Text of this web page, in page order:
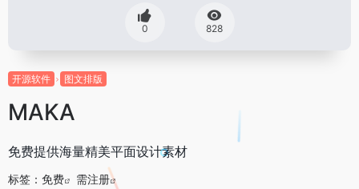
0 828
开源软件 图文排版
MAKA
免费提供海量精美平面设计素材
标签： 免费 需注册